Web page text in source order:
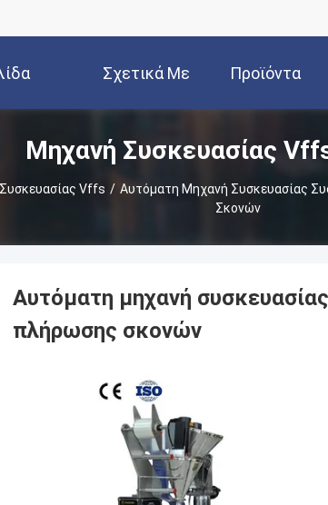
Σχετικά Με
Εμάς
Προϊόντα
Μηχανή Συσκευασίας
Vffs / Αυτόματη Μηχανή Συσκευασίας
Σκονών
Αυτόματη μηχανή
πλήρωσης σκονών